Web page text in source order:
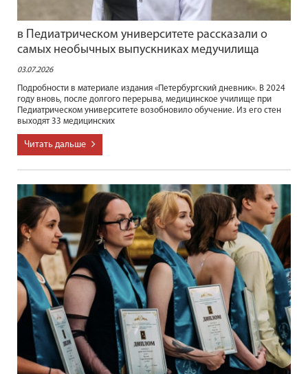
в Педиатрическом университете рассказали о
самых необычных выпускниках медучилища
03.07.2026
Подробности в материале издания «Петербургский дневник». В 2024
году вновь, после долгого перерыва, медицинское училище при
Педиатрическом университете возобновило обучение. Из его стен
выходят 33 медицинских
Читать дальше